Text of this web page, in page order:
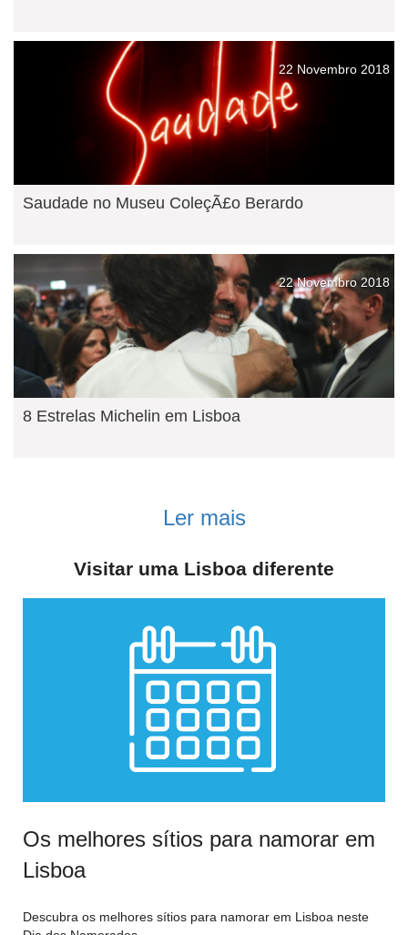
22 Novembro 2018
Saudade no Museu ColeçÃ£o Berardo
22 Novembro 2018
8 Estrelas Michelin em Lisboa
Ler mais
Visitar uma Lisboa diferente
Os melhores sítios para namorar em
Lisboa
Descubra os melhores sítios para namorar em Lisboa neste